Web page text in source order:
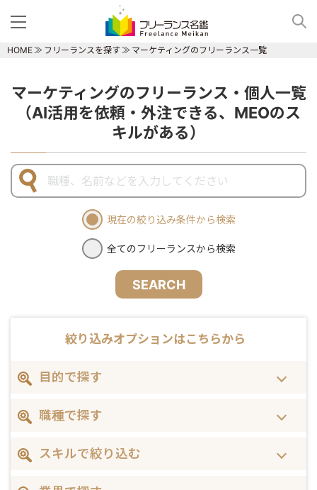
HOME フリーランスを探す マーケティングのフリーランス一覧
マーケティングのフリーランス・個人一覧
（AI活用を依頼・外注できる、MEOのス
キルがある）
現在の絞り込み条件から検索
全てのフリーランスから検索
SEARCH
絞り込みオプションはこちらから
目的で探す
職種で探す
スキルで絞り込む